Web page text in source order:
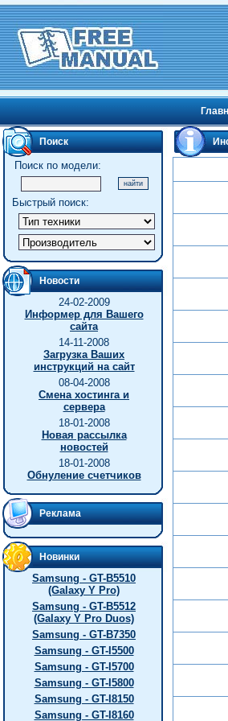
Поиск
Поиск по модели:
Быстрый поиск:
Новости
24-02-2009
Информер для Вашего
сайта
14-11-2008
Загрузка Ваших
инструкций на сайт
08-04-2008
Смена хостинга и
сервера
18-01-2008
Новая рассылка
новостей
18-01-2008
Обнуление счетчиков
Реклама
Новинки
Samsung - GT-B5510
(Galaxy Y Pro)
Samsung - GT-B5512
(Galaxy Y Pro Duos)
Samsung - GT-B7350
Samsung - GT-I5500
Samsung - GT-I5700
Samsung - GT-I5800
Samsung - GT-I8150
Samsung - GT-I8160